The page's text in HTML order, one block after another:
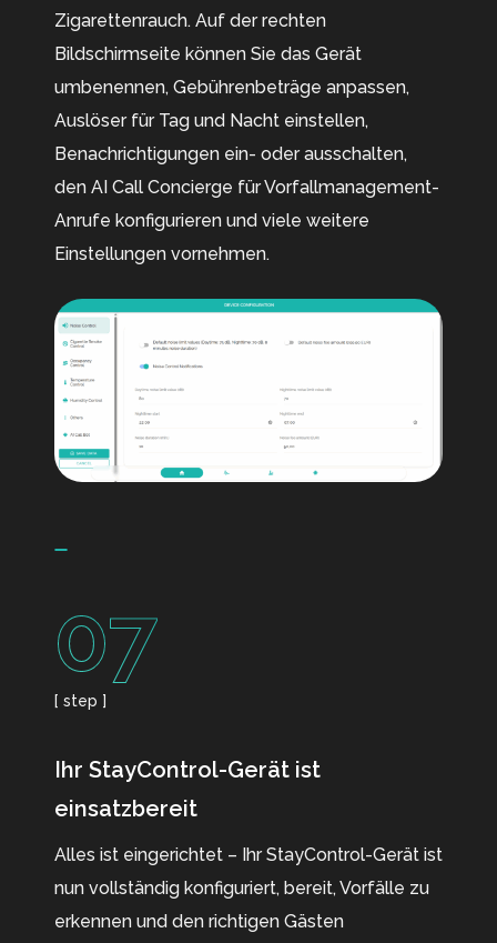
Zigarettenrauch. Auf der rechten
Bildschirmseite können Sie das Gerät
umbenennen, Gebührenbeträge anpassen,
Auslöser für Tag und Nacht einstellen,
Benachrichtigungen ein- oder ausschalten,
den AI Call Concierge für Vorfallmanagement-
Anrufe konfigurieren und viele weitere
Einstellungen vornehmen.
07
[ step ]
Ihr StayControl-Gerät ist
einsatzbereit
Alles ist eingerichtet – Ihr StayControl-Gerät ist
nun vollständig konfiguriert, bereit, Vorfälle zu
erkennen und den richtigen Gästen